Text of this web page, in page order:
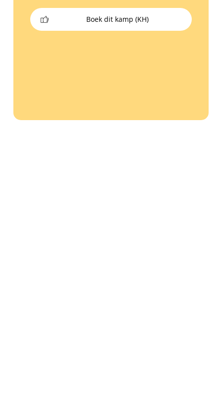
Boek dit kamp (KH)